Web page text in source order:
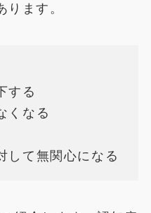
ます。
する
くなる
して無関心になる